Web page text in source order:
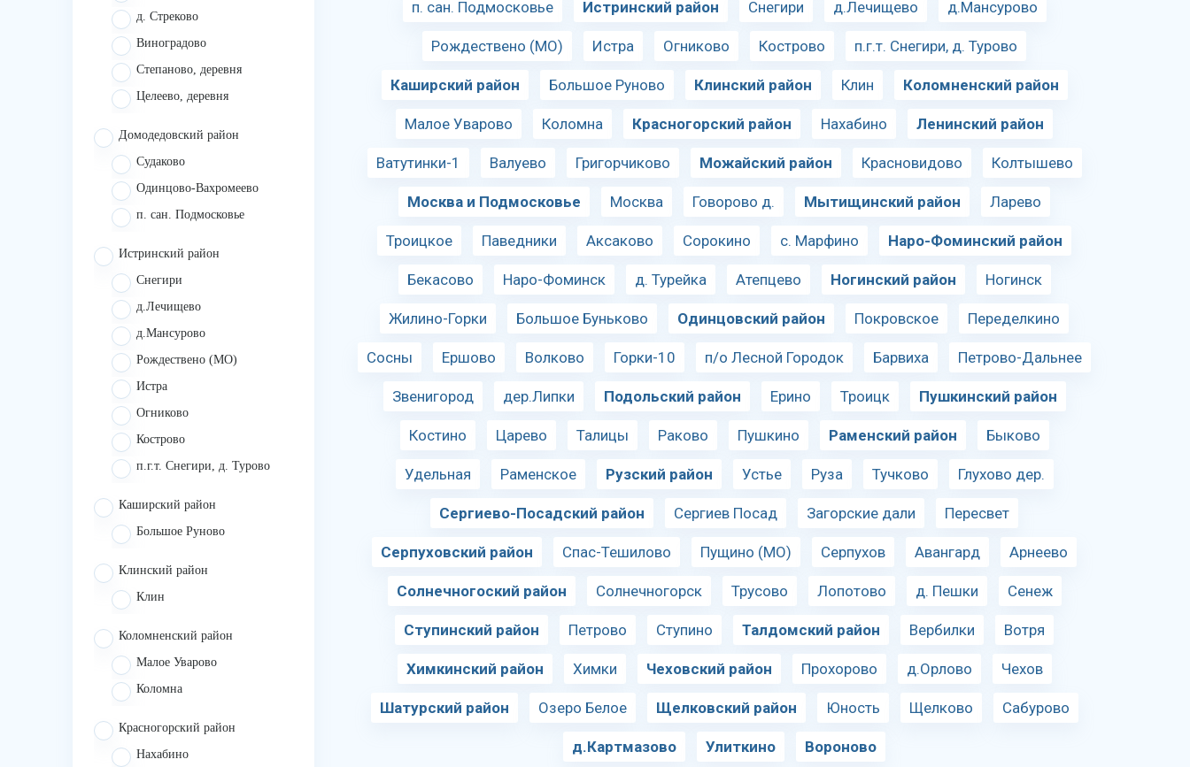
д. Стреково
Виноградово
Степаново, деревня
Целеево, деревня
Домодедовский район
Судаково
Одинцово-Вахромеево
п. сан. Подмосковье
Истринский район
Снегири
д.Лечищево
д.Мансурово
Рождествено (МО)
Истра
Огниково
Кострово
п.г.т. Снегири, д. Турово
Каширский район
Большое Руново
Клинский район
Клин
Коломненский район
Малое Уварово
Коломна
Красногорский район
Нахабино
п. сан. Подмосковье Истринский район Снегири д.Лечищево д.Мансурово
Рождествено (МО) Истра Огниково Кострово п.г.т. Снегири, д. Турово
Каширский район Большое Руново Клинский район Клин Коломненский район
Малое Уварово Коломна Красногорский район Нахабино Ленинский район
Ватутинки-1 Валуево Григорчиково Можайский район Красновидово Колтышево
Москва и Подмосковье Москва Говорово д. Мытищинский район Ларево
Троицкое Паведники Аксаково Сорокино с. Марфино Наро-Фоминский район
Бекасово Наро-Фоминск д. Турейка Атепцево Ногинский район Ногинск
Жилино-Горки Большое Буньково Одинцовский район Покровское Переделкино
Сосны Ершово Волково Горки-10 п/о Лесной Городок Барвиха Петрово-Дальнее
Звенигород дер.Липки Подольский район Ерино Троицк Пушкинский район
Костино Царево Талицы Раково Пушкино Раменский район Быково
Удельная Раменское Рузский район Устье Руза Тучково Глухово дер.
Сергиево-Посадский район Сергиев Посад Загорские дали Пересвет
Серпуховский район Спас-Тешилово Пущино (МО) Серпухов Авангард Арнеево
Солнечногоский район Солнечногорск Трусово Лопотово д. Пешки Сенеж
Ступинский район Петрово Ступино Талдомский район Вербилки Вотря
Химкинский район Химки Чеховский район Прохорово д.Орлово Чехов
Шатурский район Озеро Белое Щелковский район Юность Щелково Сабурово
д.Картмазово Улиткино Вороново